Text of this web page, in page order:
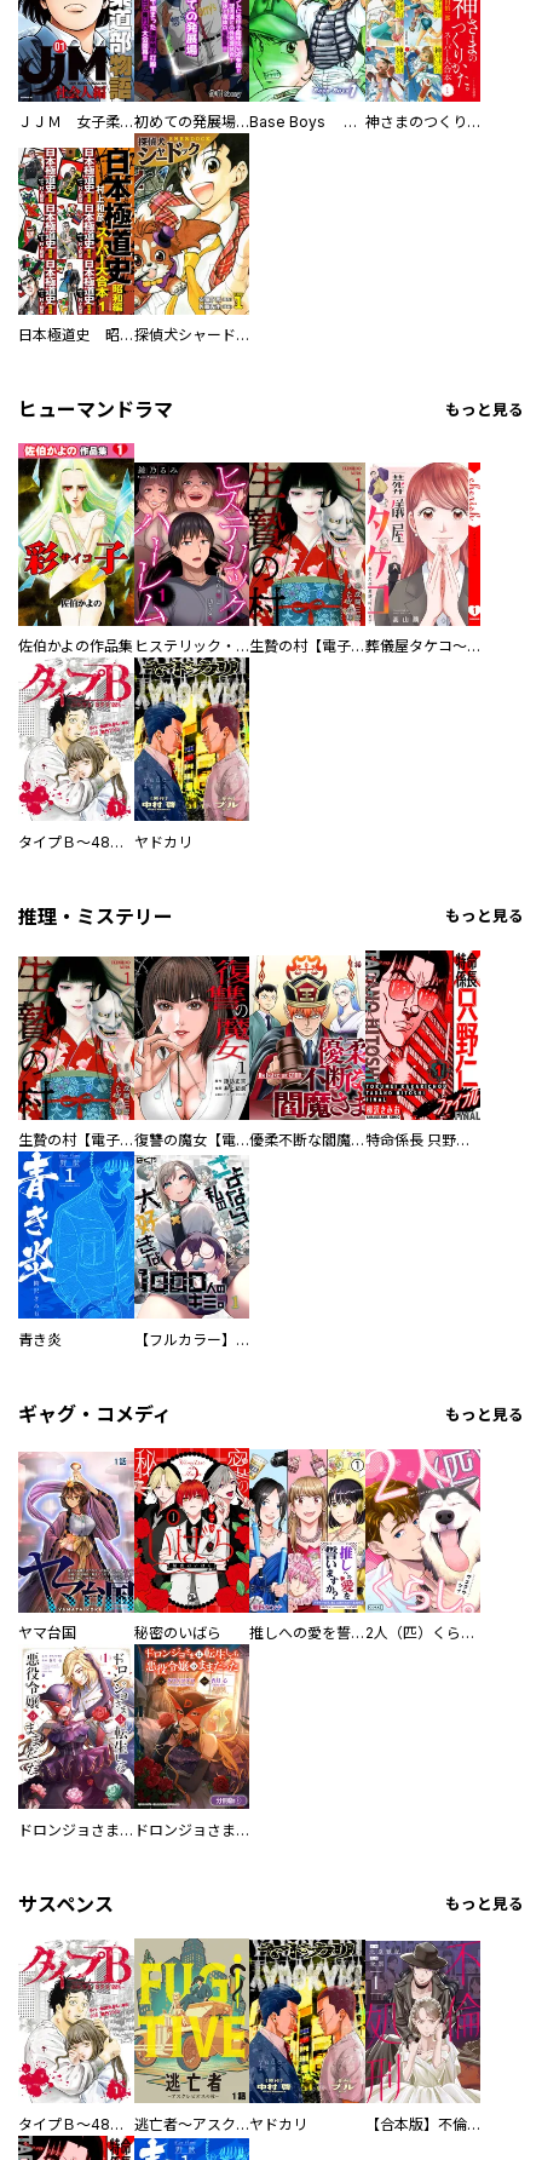
ＪＪＭ 女子柔道部物語 社会人編 初めての発展場 【白抜き修正版】 Base Boys 新装版 神さまのつくりかた。スーパー大合本
日本極道史 昭和編 スーパー大合本 探偵犬シャードック（新装版）
ヒューマンドラマ もっと見る
佐伯かよの作品集 ヒステリック・ハーレム～搾られる男と堕ちる女～【電子単行本版】 生贄の村【電子単行本版】 葬儀屋タケコ～あなたの最期、叶えます【電子単行本版】
タイプＢ～48時間後、致死率100％～【単話】 ヤドカリ
推理・ミステリー もっと見る
生贄の村【電子単行本版】 復讐の魔女【電子単行本版】 優柔不断な閻魔さま 特命係長 只野仁ファイナル 愛蔵版
青き炎 【フルカラー】さよなら、私の大好きな１０００人のキミ。
ギャグ・コメディ もっと見る
ヤマ台国 秘密のいばら 推しへの愛を誓いますか？～アラサー女子、推しは逃げぬが人生逃げる～ 2人（匹）くらし。
ドロンジョさまは転生しても悪役令嬢のままだった ドロンジョさまは転生しても悪役令嬢のままだった【分冊版】
サスペンス もっと見る
タイプＢ～48時間後、致死率100％～【単話】 逃亡者～アスクレピオスの杖～ヤドカリ 【合本版】不倫処刑